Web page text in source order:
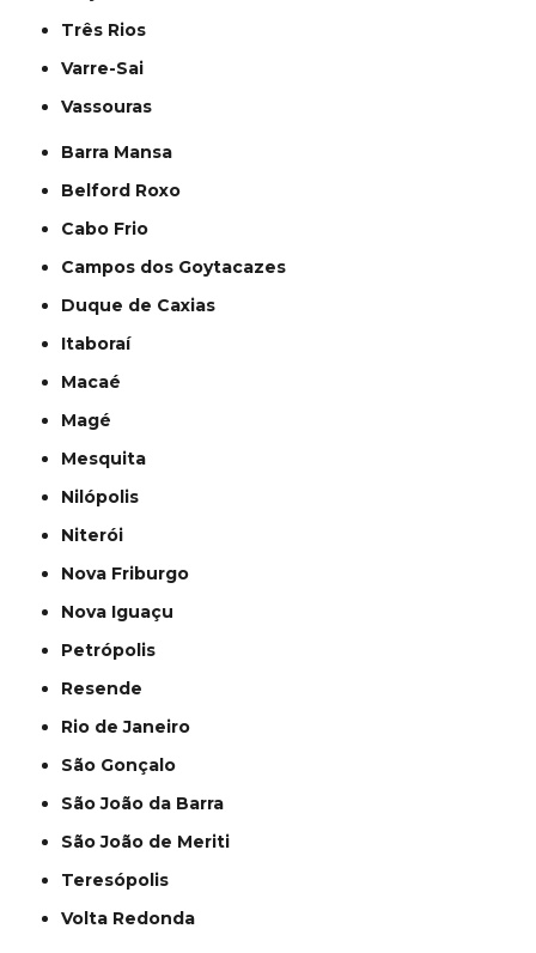
Três Rios
Varre-Sai
Vassouras
Barra Mansa
Belford Roxo
Cabo Frio
Campos dos Goytacazes
Duque de Caxias
Itaboraí
Macaé
Magé
Mesquita
Nilópolis
Niterói
Nova Friburgo
Nova Iguaçu
Petrópolis
Resende
Rio de Janeiro
São Gonçalo
São João da Barra
São João de Meriti
Teresópolis
Volta Redonda